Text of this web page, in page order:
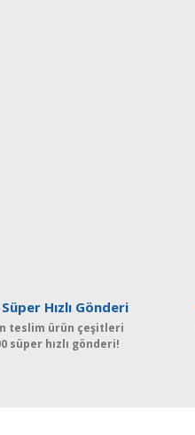
Hızlı Gönderi
teslim ürün çeşitleri
süper hızlı gönderi!